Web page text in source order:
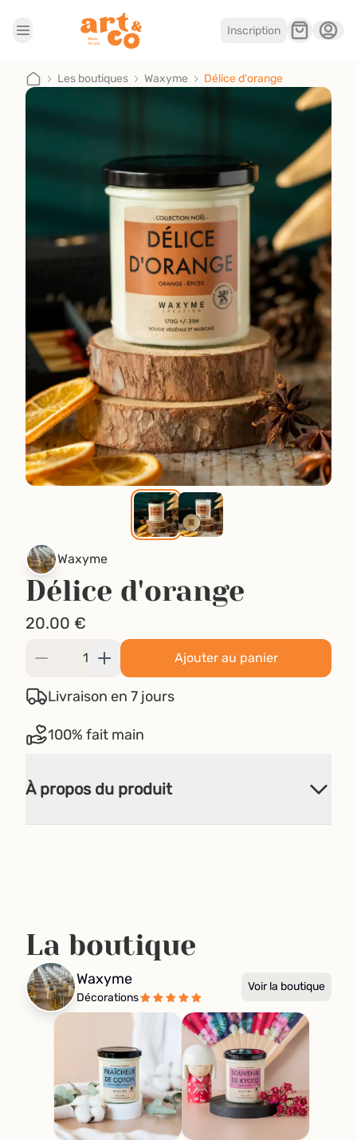
Inscription
Les boutiques
Je suis artisan
Les boutiques Waxyme Délice d'orange
Waxyme
Délice d'orange
20.00 €
Ajouter au panier
Livraison en 7 jours
100% fait main
À propos du produit
La boutique
Waxyme
Décorations
Voir la boutique